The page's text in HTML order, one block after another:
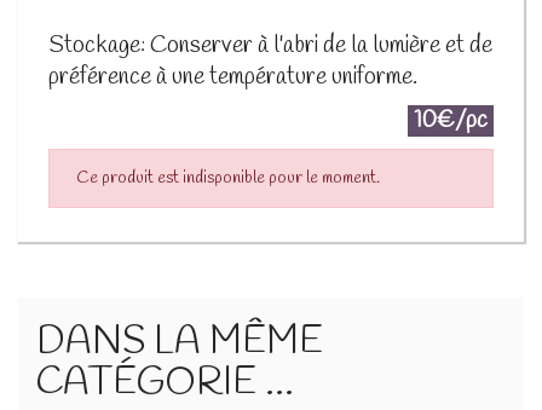
Stockage: Conserver à l'abri de la lumière et de
préférence à une température uniforme.
10€/pc
Ce produit est indisponible pour le moment.
DANS LA MÊME
CATÉGORIE ...